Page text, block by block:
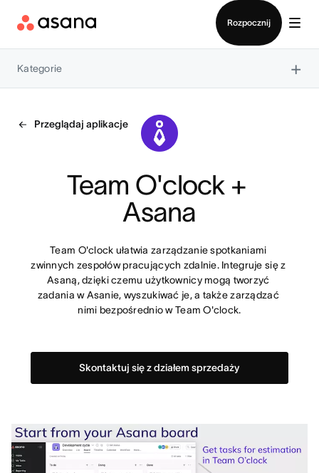
Rozpocznij
Kategorie ×
Przeglądaj aplikacje
Team O'clock +
Asana
Team O'clock ułatwia zarządzanie spotkaniami
zwinnych zespołów pracujących zdalnie. Integruje się z
Asaną, dzięki czemu użytkownicy mogą tworzyć
zadania w Asanie, wyszukiwać je, a także zarządzać
nimi bezpośrednio w Team O'clock.
Skontaktuj się z działem sprzedaży